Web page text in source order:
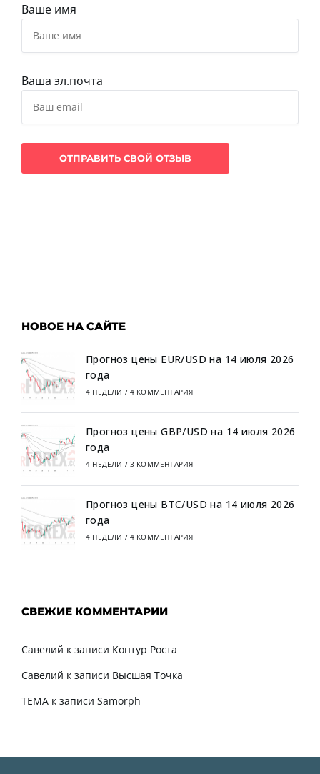
Ваше имя
Ваша эл.почта
НОВОЕ НА САЙТЕ
Прогноз цены EUR/USD на 14 июля 2026
года
4 НЕДЕЛИ / 4 КОММЕНТАРИЯ
Прогноз цены GBP/USD на 14 июля 2026
года
4 НЕДЕЛИ / 3 КОММЕНТАРИЯ
Прогноз цены BTC/USD на 14 июля 2026
года
4 НЕДЕЛИ / 4 КОММЕНТАРИЯ
СВЕЖИЕ КОММЕНТАРИИ
Савелий к записи Контур Роста
Савелий к записи Высшая Точка
TEMA к записи Samorph